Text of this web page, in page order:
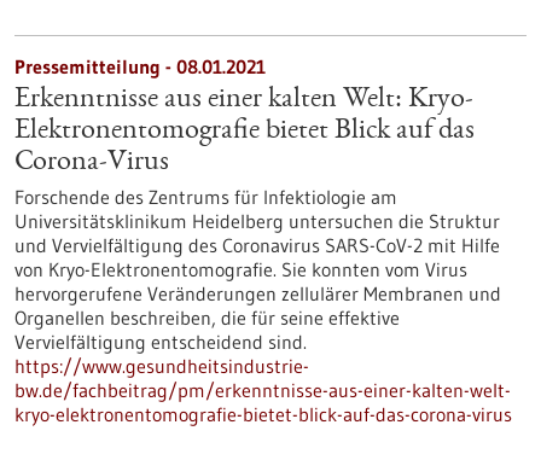
Pressemitteilung - 08.01.2021
Erkenntnisse aus einer kalten Welt: Kryo-
Elektronentomografie bietet Blick auf das
Corona-Virus
Forschende des Zentrums für Infektiologie am
Universitätsklinikum Heidelberg untersuchen die Struktur
und Vervielfältigung des Coronavirus SARS-CoV-2 mit Hilfe
von Kryo-Elektronentomografie. Sie konnten vom Virus
hervorgerufene Veränderungen zellulärer Membranen und
Organellen beschreiben, die für seine effektive
Vervielfältigung entscheidend sind.
https://www.gesundheitsindustrie-
bw.de/fachbeitrag/pm/erkenntnisse-aus-einer-kalten-welt-
kryo-elektronentomografie-bietet-blick-auf-das-corona-virus